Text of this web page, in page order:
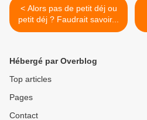
< Alors pas de petit déj ou
petit déj ? Faudrait savoir...
Hébergé par Overblog
Top articles
Pages
Contact